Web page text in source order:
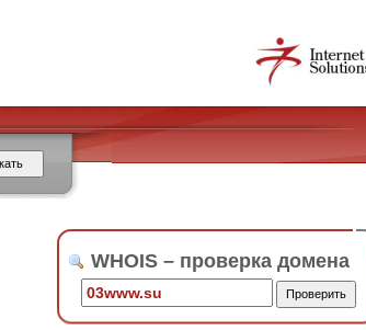
WHOIS – проверка домена